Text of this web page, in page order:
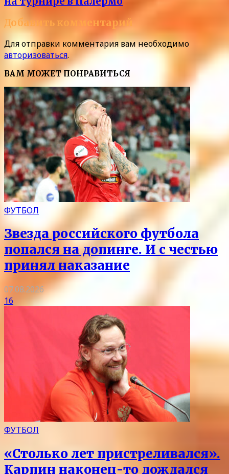
Добавить комментарий
Для отправки комментария вам необходимо
авторизоваться.
ВАМ МОЖЕТ ПОНРАВИТЬСЯ
ФУТБОЛ
Звезда российского футбола
попался на допинге. И с честью
принял наказание
07.08.2026
16
ФУТБОЛ
«Столько лет пристреливался».
Карпин наконец-то дождался